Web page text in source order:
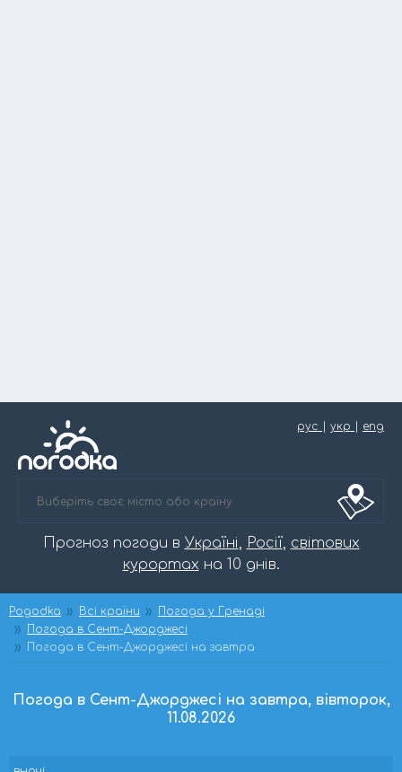
рус укр eng
Прогноз погоди в Україні, Росії, світових
курортах на 10 днів.
Pogodka Всі країни
Погода у Гренаді
Погода в Сент-Джорджесі
Погода в Сент-Джорджесі на завтра
Погода в Сент-Джорджесі на завтра, вівторок,
11.08.2026